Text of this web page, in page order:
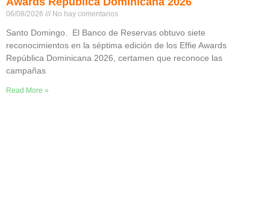
06/08/2026 No hay comentarios
Santo Domingo. El Banco de Reservas obtuvo siete
reconocimientos en la séptima edición de los Effie Awards
República Dominicana 2026, certamen que reconoce las
campañas
Read More »